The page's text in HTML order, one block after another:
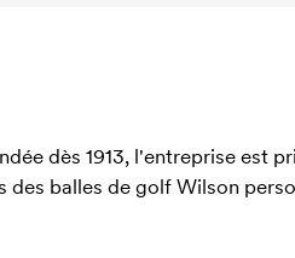
dès 1913, l'entreprise est
balles de golf Wilson